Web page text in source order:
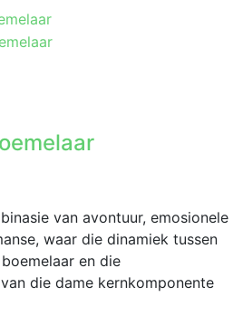
van avontuur, emosionele
waar die dinamiek tussen
en die
die dame kernkomponente